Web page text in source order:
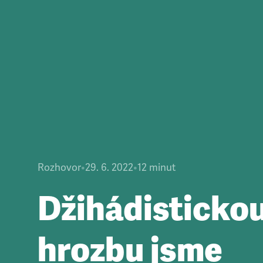
Rozhovor•29. 6. 2022•12 minut
hrozbu jsme